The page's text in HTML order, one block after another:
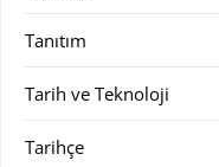
Tanıtım
Tarih ve Teknoloji
Tarihçe